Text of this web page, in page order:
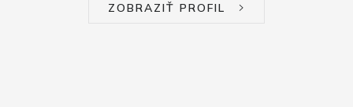
ZOBRAZIŤ PROFIL